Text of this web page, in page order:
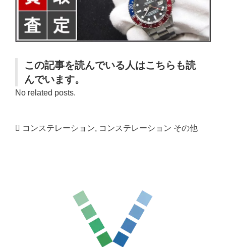
この記事を読んでいる人はこちらも読
んでいます。
No related posts.
コンステレーション, コンステレーション その他